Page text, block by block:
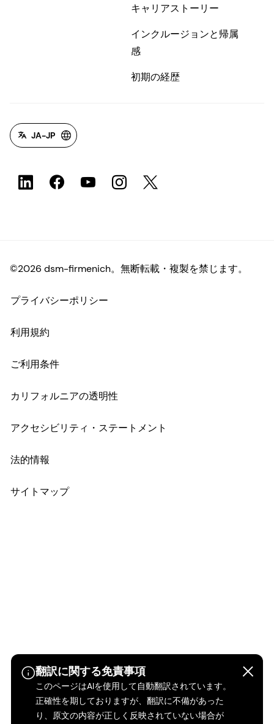
翻訳に関する免責事項
このページはAIを使用して自動翻訳されています。
正確性を期しておりますが、翻訳に不備があった
り、原文の内容が正しく反映されていない場合が
キャリアストーリー
インクルージョンと帰属
感
初期の経歴
JA-JP
©2026 dsm-firmenich。無断転載・複製を禁じます。
プライバシーポリシー
利用規約
ご利用条件
カリフォルニアの透明性
アクセシビリティ・ステートメント
法的情報
サイトマップ